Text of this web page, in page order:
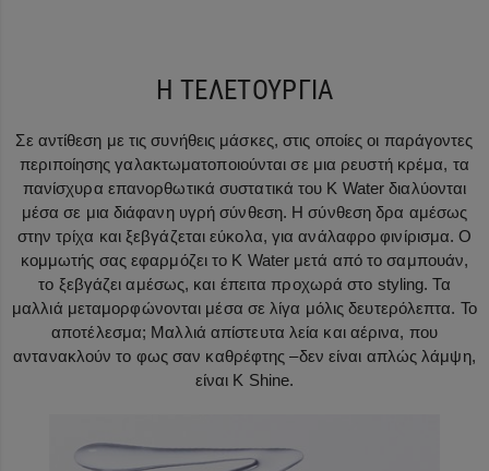
Η ΤΕΛΕΤΟΥΡΓΙΑ
Σε αντίθεση με τις συνήθεις μάσκες, στις οποίες οι παράγοντες
περιποίησης γαλακτωματοποιούνται σε μια ρευστή κρέμα, τα
πανίσχυρα επανορθωτικά συστατικά του K Water διαλύονται
μέσα σε μια διάφανη υγρή σύνθεση. Η σύνθεση δρα αμέσως
στην τρίχα και ξεβγάζεται εύκολα, για ανάλαφρο φινίρισμα. Ο
κομμωτής σας εφαρμόζει το K Water μετά από το σαμπουάν,
το ξεβγάζει αμέσως, και έπειτα προχωρά στο styling. Τα
μαλλιά μεταμορφώνονται μέσα σε λίγα μόλις δευτερόλεπτα. Το
αποτέλεσμα; Μαλλιά απίστευτα λεία και αέρινα, που
αντανακλούν το φως σαν καθρέφτης –δεν είναι απλώς λάμψη,
είναι K Shine.